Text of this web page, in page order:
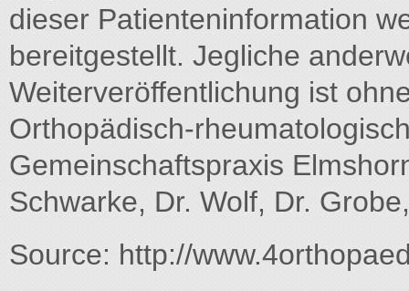
dieser Patienteninformation
bereitgestellt. Jegliche
Weiterveröffentlichung ist
Orthopädisch-
Gemeinschaftspraxis
Schwarke, Dr. Wolf, Dr.
Source: http://